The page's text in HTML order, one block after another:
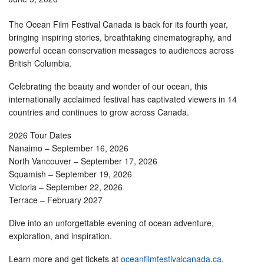
Passez à l'action
The Ocean Film Festival Canada is back for its fourth year,
bringing inspiring stories, breathtaking cinematography, and
powerful ocean conservation messages to audiences across
British Columbia.
Celebrating the beauty and wonder of our ocean, this
internationally acclaimed festival has captivated viewers in 14
countries and continues to grow across Canada.
2026 Tour Dates
Nanaimo – September 16, 2026
North Vancouver – September 17, 2026
Squamish – September 19, 2026
Victoria – September 22, 2026
Terrace – February 2027
Dive into an unforgettable evening of ocean adventure,
exploration, and inspiration.
Learn more and get tickets at oceanfilmfestivalcanada.ca.